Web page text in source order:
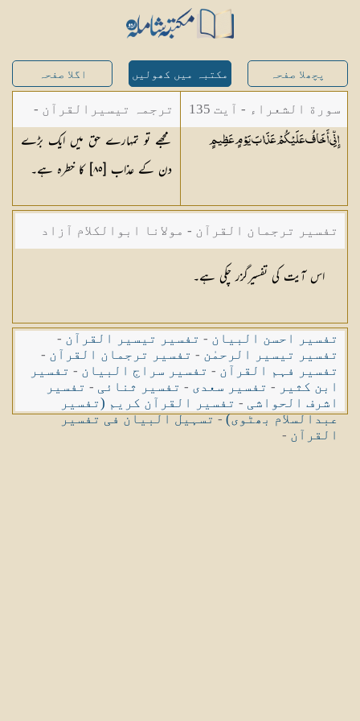
پچھلا صفحہ مکتبہ میں کھولیں اگلا صفحہ
سورة الشعراء - آیت 135
إِنِّي أَخَافُ عَلَيْكُمْ عَذَابَ يَوْمٍعَظِيمٍ
ترجمہ تیسیرالقرآن -
مولانا عبد الرحمن
کیلانی
مجھے تو تمہارے حق میں ایک بڑے
دن کے عذاب [٨٥] کا خطرہ ہے۔
تفسیر ترجمان القرآن - مولانا ابوالکلام آزاد
اس آیت کی تفسیرگزر چکی ہے۔
تفسیر احسن البیان - تفسیر تیسیر القرآن -
تفسیر تیسیر الرحمٰن - تفسیر ترجمان القرآن -
تفسیر فہم القرآن - تفسیر سراج البیان - تفسیر
ابن کثیر - تفسیر سعدی - تفسیر ثنائی - تفسیر
اشرف الحواشی - تفسیر القرآن کریم (تفسیر
عبدالسلام بھٹوی)-تسہیل البیان فی تفسیر
القرآن -